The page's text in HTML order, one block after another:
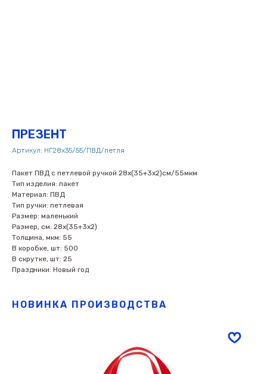
ПРЕЗЕНТ
Артикул: НГ28х35/55/ПВД/петля
Пакет ПВД с петлевой ручкой 28х(35+3х2)см/55мкм
Тип изделия: пакет
Материал: ПВД
Тип ручки: петлевая
Размер: маленький
Размер, см: 28х(35+3х2)
Толщина, мкм: 55
В коробке, шт: 500
В скрутке, шт: 25
Праздники: Новый год
НОВИНКА ПРОИЗВОДСТВА